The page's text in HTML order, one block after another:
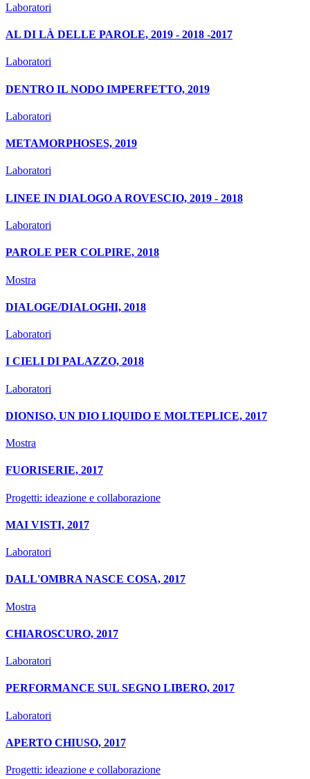
Laboratori
AL DI LÀ DELLE PAROLE, 2019 - 2018 -2017
Laboratori
DENTRO IL NODO IMPERFETTO, 2019
Laboratori
METAMORPHOSES, 2019
Laboratori
LINEE IN DIALOGO A ROVESCIO, 2019 - 2018
Laboratori
PAROLE PER COLPIRE, 2018
Mostra
DIALOGE/DIALOGHI, 2018
Laboratori
I CIELI DI PALAZZO, 2018
Laboratori
DIONISO, UN DIO LIQUIDO E MOLTEPLICE, 2017
Mostra
FUORISERIE, 2017
Progetti: ideazione e collaborazione
MAI VISTI, 2017
Laboratori
DALL'OMBRA NASCE COSA, 2017
Mostra
CHIAROSCURO, 2017
Laboratori
PERFORMANCE SUL SEGNO LIBERO, 2017
Laboratori
APERTO CHIUSO, 2017
Progetti: ideazione e collaborazione